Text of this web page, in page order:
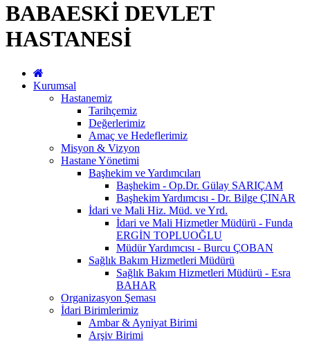
BABAESKİ DEVLET
HASTANESİ
Kurumsal
Hastanemiz
Tarihçemiz
Değerlerimiz
Amaç ve Hedeflerimiz
Misyon & Vizyon
Hastane Yönetimi
Başhekim ve Yardımcıları
Başhekim - Op.Dr. Gülay SARIÇAM
Başhekim Yardımcısı - Dr. Bilge ÇINAR
İdari ve Mali Hiz. Müd. ve Yrd.
İdari ve Mali Hizmetler Müdürü - Funda
ERGİN TOPLUOĞLU
Müdür Yardımcısı - Burcu ÇOBAN
Sağlık Bakım Hizmetleri Müdürü
Sağlık Bakım Hizmetleri Müdürü - Esra
BAHAR
Organizasyon Şeması
İdari Birimlerimiz
Ambar & Ayniyat Birimi
Arşiv Birimi